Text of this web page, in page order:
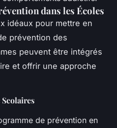
dans les Écoles
idéaux pour mettre en
prévention des
peuvent être intégrés
et offrir une approche
de prévention en